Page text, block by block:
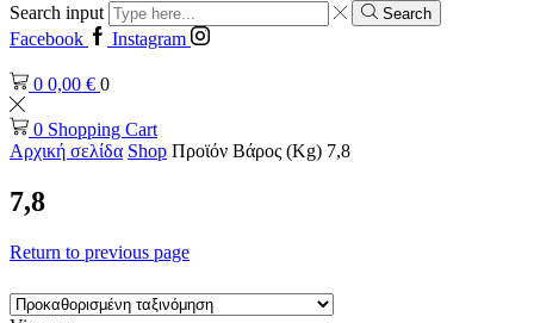
Search input
Search
Facebook Instagram
0 0,00 € 0
0 Shopping Cart
Αρχική σελίδα Shop Προϊόν Βάρος (Kg) 7,8
7,8
Return to previous page